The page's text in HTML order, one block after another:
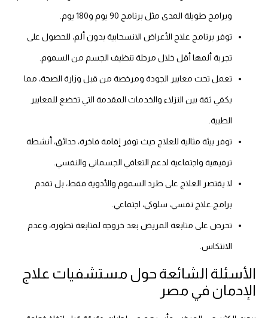
وبرامج طويلة المدى مثل برنامج 90 يوم و180 يوم.
توفر برنامج علاج الأعراض الانسحابية بدون ألم، للحصول على
تجربة ألمها أقل خلال مرحلة تنظيف الجسم من السموم.
تعمل تحت معايير الجودة ومرخصة من قبل وزارة الصحة، مما
يكفي ثقة بين النزلاء والخدمات المقدمة التي تخضع للمعايير
الطبية.
توفر بيئة مثالية للعلاج حيث توفر إقامة فاخرة، حدائق، أنشطة
ترفيهية واجتماعية لدعم التعافي الجسماني والنفسي.
لا يقتصر العلاج على طرد السموم والأدوية فقط، بل تقدم
برامج.علاج نفسي، سلوكي، اجتماعي.
تحرص على متابعة المريض بعد خروجه لمتابعة تطوره، وعدم
الانتكاس.
الأسئلة الشائعة حول مستشفيات علاج
الإدمان في مصر